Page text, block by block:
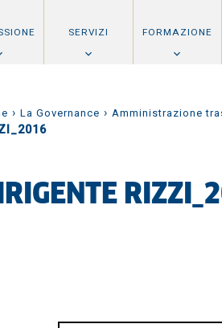
SERVIZI FORMAZIONE
› La Governance › Amministrazione